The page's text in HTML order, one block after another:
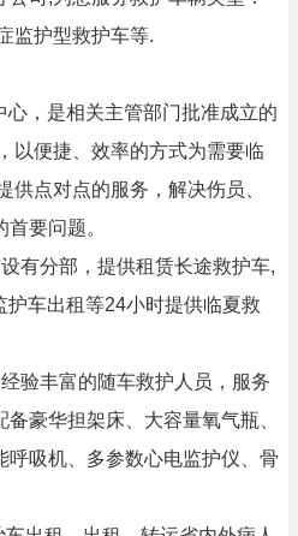
监护型救护车等.
，是相关主管部门批准成立的
以便捷、效率的方式为需要临
供点对点的服务，解决伤员、
要问题。
有分部，提供租赁长途救护车,
车出租等24小时提供临夏救
验丰富的随车救护人员，服务
豪华担架床、大容量氧气瓶、
呼吸机、多参数心电监护仪、骨